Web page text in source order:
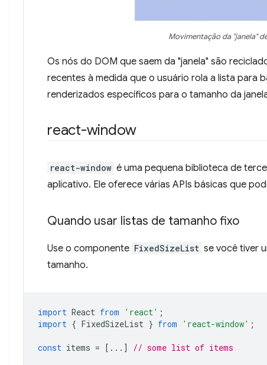
Movimentação da "janela"
Os nós do DOM que saem da "janela" são
recentes à medida que o usuário rola a lista para
renderizados específicos para o tamanho da
react-window
react-window é uma pequena biblioteca de
aplicativo. Ele oferece várias APIs básicas que
Quando usar listas de tamanho fixo
Use o componente FixedSizeList se você tiver
tamanho.
import React from 'react' ;
import { FixedSizeList } from 'react-window' ;
const items = [...] // some list of items